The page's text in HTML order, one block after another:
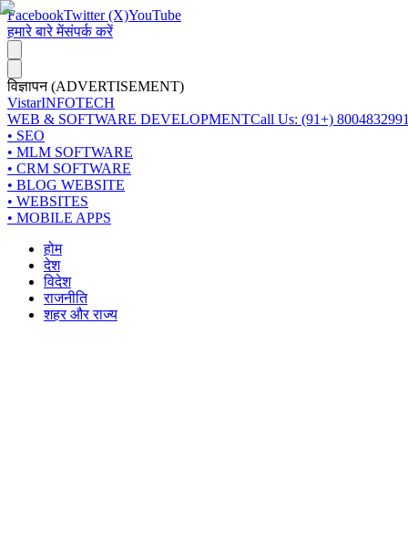
FacebookTwitter (X)YouTube
हमारे बारे मेंसंपर्क करें
विज्ञापन (ADVERTISEMENT)
VistarINFOTECH
WEB & SOFTWARE DEVELOPMENTCall Us: (91+) 8004832991
• SEO
• MLM SOFTWARE
• CRM SOFTWARE
• BLOG WEBSITE
• WEBSITES
• MOBILE APPS
होम
देश
विदेश
राजनीति
शहर और राज्य